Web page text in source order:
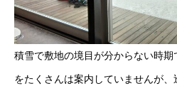
積雪で敷地の境目が分からない時
をたくさんは案内していませんが